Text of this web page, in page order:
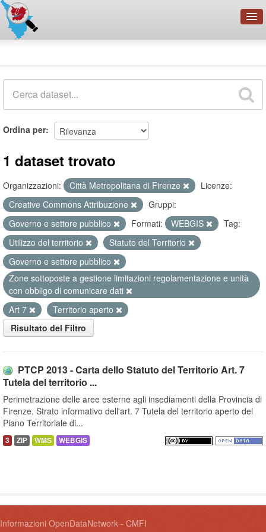
Organizzazioni
Ordina per
1 dataset trovato
Organizzazioni: Città Metropolitana di Firenze
Licenze:
Creative Commons Attribuzione
Gruppi:
Governo e settore pubblico
Formati: WEBGIS
Tag:
Utilizzo del territorio
Statuto del Territorio
Governo e settore pubblico
Zone sottoposte a gestione limitazioni regolamentazione e unità
con obbligo di comunicare dati
Art 7
Territorio aperto
Risultato del Filtro
PTCP 2013 - Carta dello Statuto del Territorio Art. 7
Tutela del territorio ...
Perimetrazione delle aree esterne agli insediamenti della Provincia di
Firenze. Strato informativo dell'art. 7 Tutela del territorio aperto del
Piano Territoriale di...
3 ZIP WMS WEBGIS
Informazioni OpenDataNetwork - CMFI